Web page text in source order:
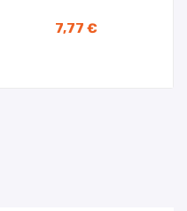
7,77 €